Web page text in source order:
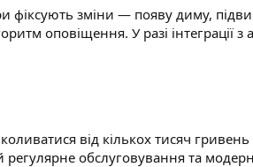
фіксують зміни — появу диму,
оповіщення. У разі інтеграції
від кількох тисяч
обслуговування та